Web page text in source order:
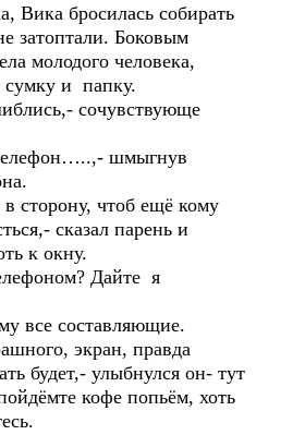
Вика бросилась собирать
затоптали. Боковым
молодого человека,
и папку.
сочувствующе
шмыгнув
сторону, чтоб ещё кому
сказал парень и
к окну.
Дайте я
все составляющие.
экран, правда
будет,- улыбнулся он- тут
кофе попьём, хоть